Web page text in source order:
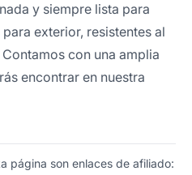
y siempre lista para
exterior, resistentes al
con una amplia
encontrar en nuestra
página son enlaces de afiliado: